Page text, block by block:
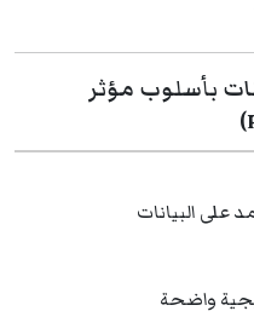
بأسلوب مؤثر
على البيانات
واضحة